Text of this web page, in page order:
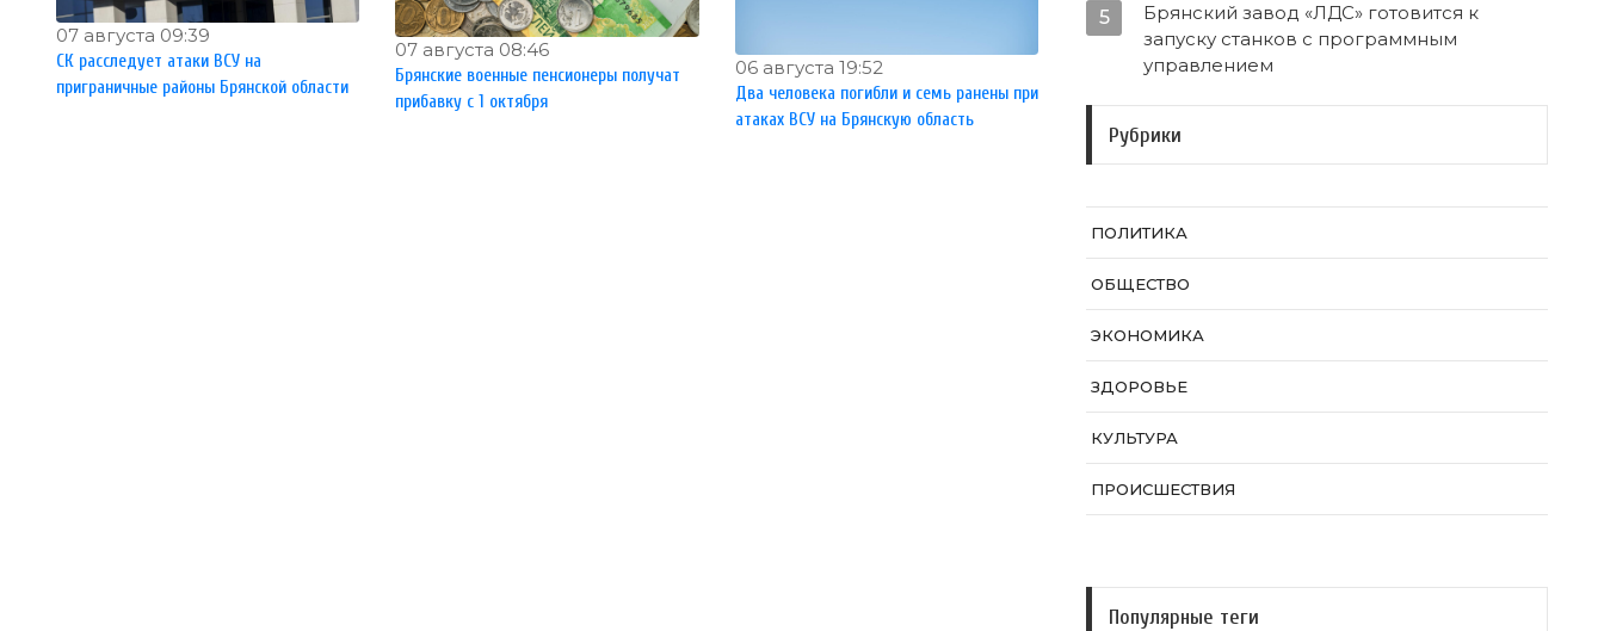
07 августа 09:39
СК расследует атаки ВСУ на
приграничные районы Брянской области
07 августа 08:46
Брянские военные пенсионеры получат
прибавку с 1 октября
06 августа 19:52
Два человека погибли и семь ранены при
атаках ВСУ на Брянскую область
5
Брянский завод «ЛДС» готовится к
запуску станков с программным
управлением
Рубрики
ПОЛИТИКА
ОБЩЕСТВО
ЭКОНОМИКА
ЗДОРОВЬЕ
КУЛЬТУРА
ПРОИСШЕСТВИЯ
Популярные теги